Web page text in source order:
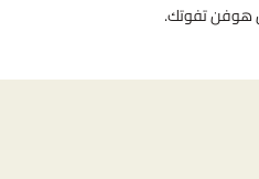
هوفن تفوتك.